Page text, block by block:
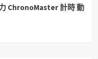
ChronoMaster 計時 動